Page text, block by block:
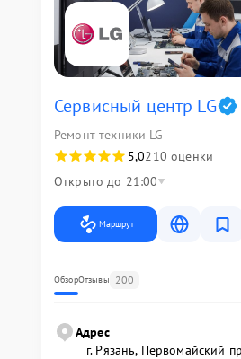
Сервисный центр LG
Ремонт техники LG
5,0210 оценки
Открыто до 21:00
Маршрут
ОбзорОтзывы 200
Адрес
г. Рязань, Первомайский